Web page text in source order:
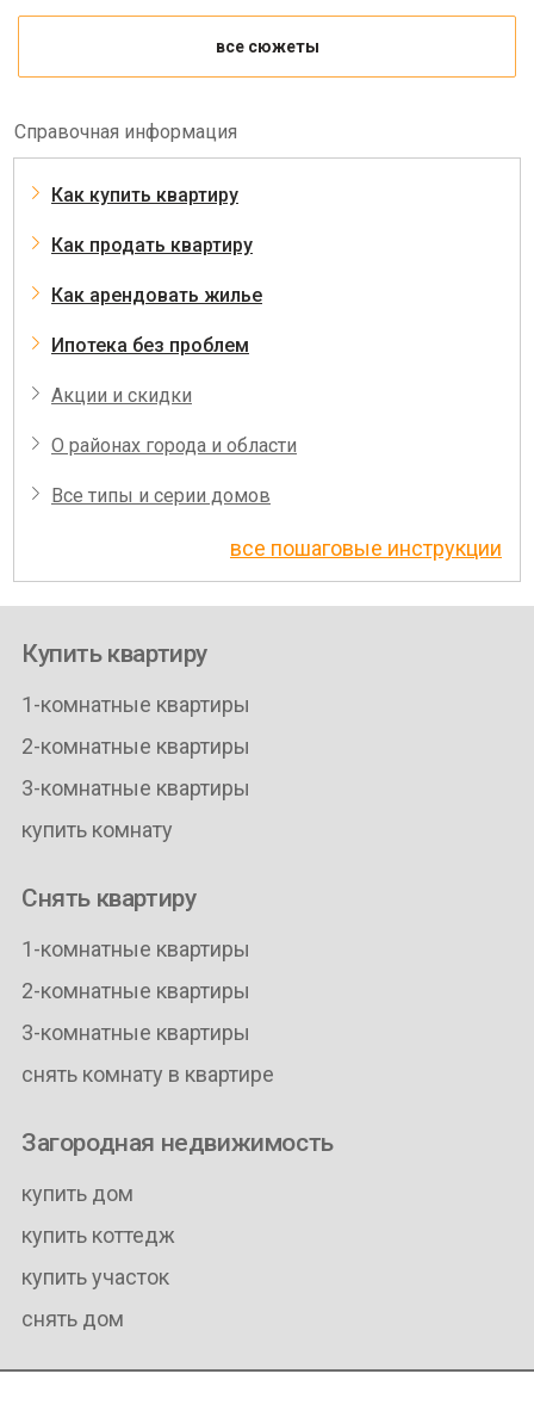
все сюжеты
Справочная информация
Как купить квартиру
Как продать квартиру
Как арендовать жилье
Ипотека без проблем
Акции и скидки
О районах города и области
Все типы и серии домов
все пошаговые инструкции
Купить квартиру
1-комнатные квартиры
2-комнатные квартиры
3-комнатные квартиры
купить комнату
Снять квартиру
1-комнатные квартиры
2-комнатные квартиры
3-комнатные квартиры
снять комнату в квартире
Загородная недвижимость
купить дом
купить коттедж
купить участок
снять дом